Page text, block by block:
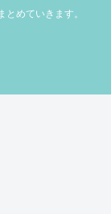
めていきます。